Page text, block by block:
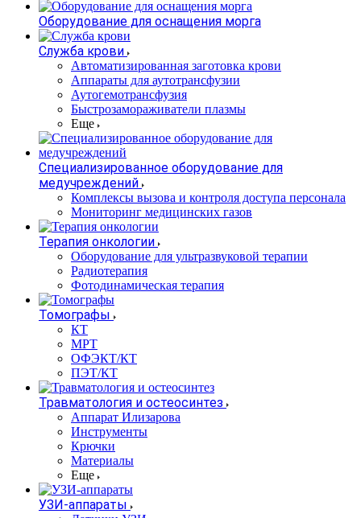
Оборудование для оснащения морга
Служба крови
Автоматизированная заготовка крови
Аппараты для аутотрансфузии
Аутогемотрансфузия
Быстрозамораживатели плазмы
Еще
Специализированное оборудование для
медучреждений
Комплексы вызова и контроля доступа персонала
Мониторинг медицинских газов
Терапия онкологии
Оборудование для ультразвуковой терапии
Радиотерапия
Фотодинамическая терапия
Томографы
КТ
МРТ
ОФЭКТ/КТ
ПЭТ/КТ
Травматология и остеосинтез
Аппарат Илизарова
Инструменты
Крючки
Материалы
Еще
УЗИ-аппараты